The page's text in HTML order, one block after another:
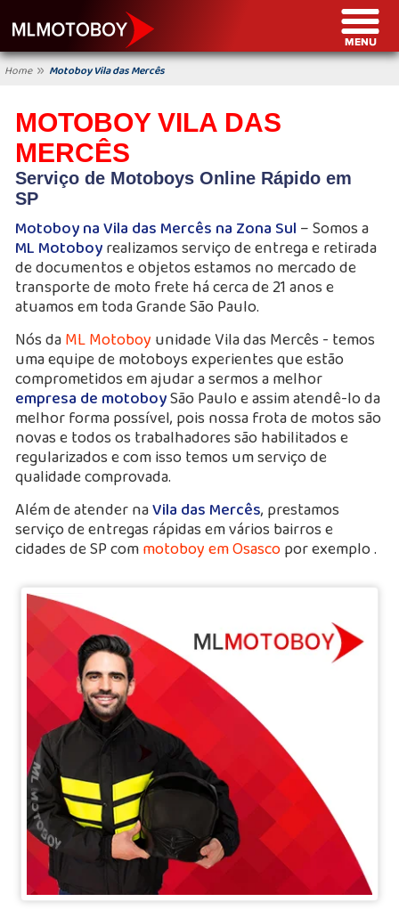
Home » Motoboy Vila das Mercês
MOTOBOY VILA DAS
MERCÊS
Serviço de Motoboys Online Rápido em
SP
Motoboy na Vila das Mercês na Zona Sul – Somos a
ML Motoboyrealizamos serviço de entrega e retirada
de documentos e objetos estamos no mercado de
transporte de moto frete há cerca de 21 anos e
atuamos em toda Grande São Paulo.
Nós daML Motoboy unidade Vila das Mercês - temos
uma equipe de motoboys experientes que estão
comprometidos em ajudar a sermos a melhor
empresa de motoboySão Paulo e assim atendê-lo da
melhor forma possível, pois nossa frota de motos são
novas e todos os trabalhadores são habilitados e
regularizados e com isso temos um serviço de
qualidade comprovada.
Além de atender naVila das Mercês, prestamos
serviço de entregas rápidas em vários bairros e
cidades de SP commotoboy em Osascopor exemplo .